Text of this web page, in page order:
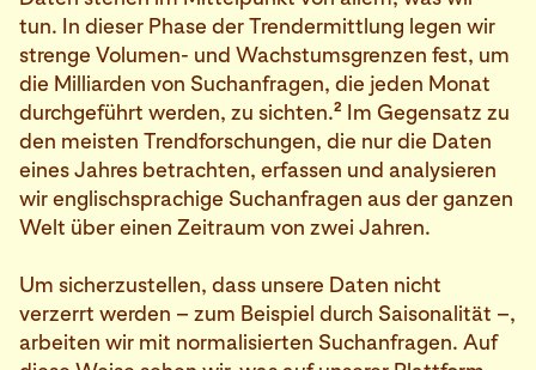
tun. In dieser Phase der Trendermittlung legen wir
strenge Volumen- und Wachstumsgrenzen fest, um
die Milliarden von Suchanfragen, die jeden Monat
durchgeführt werden, zu sichten.2 Im Gegensatz zu
den meisten Trendforschungen, die nur die Daten
eines Jahres betrachten, erfassen und analysieren
wir englischsprachige Suchanfragen aus der ganzen
Welt über einen Zeitraum von zwei Jahren.
Um sicherzustellen, dass unsere Daten nicht
verzerrt werden – zum Beispiel durch Saisonalität –,
arbeiten wir mit normalisierten Suchanfragen. Auf